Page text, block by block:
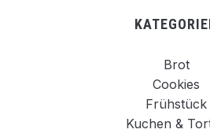
Brot
Cookies
Frühstück
Kuchen &